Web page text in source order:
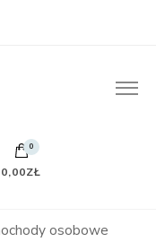
0
0,00ZŁ
osobowe